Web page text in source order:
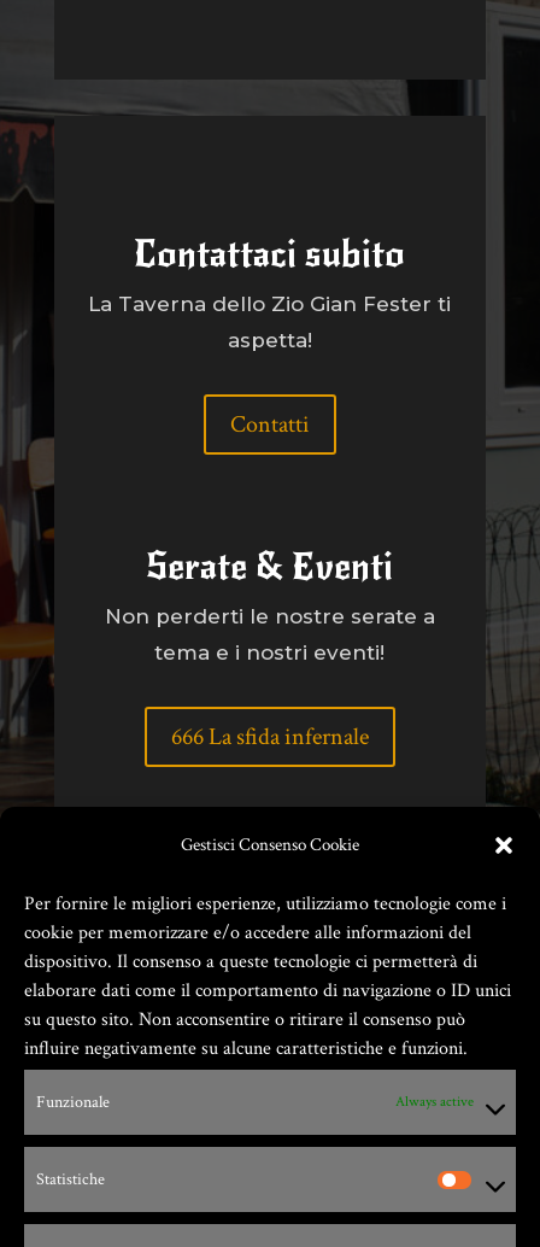
Gestisci Consenso Cookie
Per fornire le migliori esperienze, utilizziamo tecnologie come i
cookie per memorizzare e/o accedere alle informazioni del
dispositivo. Il consenso a queste tecnologie ci permetterà di
elaborare dati come il comportamento di navigazione o ID unici
su questo sito. Non acconsentire o ritirare il consenso può
influire negativamente su alcune caratteristiche e funzioni.
Funzionale Always active
Statistiche
Contattaci subito
La Taverna dello Zio Gian Fester ti
aspetta!
Contatti
Serate & Eventi
Non perderti le nostre serate a
tema e i nostri eventi!
666 La sfida infernale
Via G. Leopardi, 9 – 17047 – Vado Ligure (SV)